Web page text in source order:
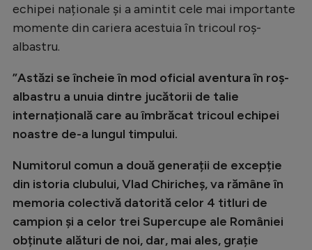
Clasamente
Tenis
Handbal
Natație
Formula 1
Gimnastică
Auto
Rugby
echipei naționale și a amintit cele mai importante
momente din cariera acestuia în tricoul roș-
albastru.
”Astăzi se încheie în mod oficial aventura în roș-
albastru a unuia dintre jucătorii de talie
internațională care au îmbrăcat tricoul echipei
noastre de-a lungul timpului.
Numitorul comun a două generații de excepție
din istoria clubului, Vlad Chiricheș, va rămâne în
memoria colectivă datorită celor 4 titluri de
campion și a celor trei Supercupe ale României
obținute alături de noi, dar, mai ales, grație